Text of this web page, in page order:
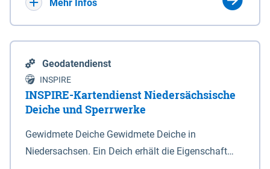
Mehr Infos
Geodatendienst
INSPIRE
INSPIRE-Kartendienst Niedersächsische
Deiche und Sperrwerke
Gewidmete Deiche Gewidmete Deiche in
Niedersachsen. Ein Deich erhält die Eigenschaft